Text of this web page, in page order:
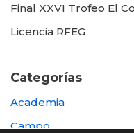
Final XXVI Trofeo El
Licencia RFEG
Categorías
Academia
Campo